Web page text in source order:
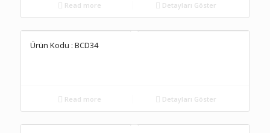
Read more Detayları Göster
Ürün Kodu : BCD34
Read more Detayları Göster